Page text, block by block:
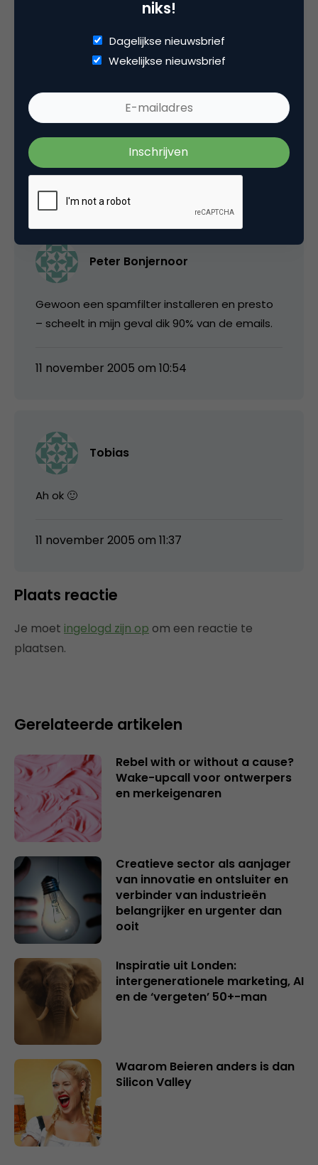
media
Met het afhandelen van hun dagelijkse email
11 november 2005 om 09:36
Peter Bonjernoor
Gewoon een spamfilter installeren en presto
– scheelt in mijn geval dik 90% van de emails.
11 november 2005 om 10:54
Tobias
Ah ok 🙂
11 november 2005 om 11:37
Plaats reactie
Je moet ingelogd zijn op om een reactie te
plaatsen.
Gerelateerde artikelen
Rebel with or without a cause?
Wake-upcall voor ontwerpers
en merkeigenaren
Creatieve sector als aanjager
van innovatie en ontsluiter en
verbinder van industrieën
belangrijker en urgenter dan
ooit
Inspiratie uit Londen:
intergenerationele marketing, AI
en de ‘vergeten’ 50+-man
Waarom Beieren anders is dan
Silicon Valley
niks!
Dagelijkse nieuwsbrief
Wekelijkse nieuwsbrief